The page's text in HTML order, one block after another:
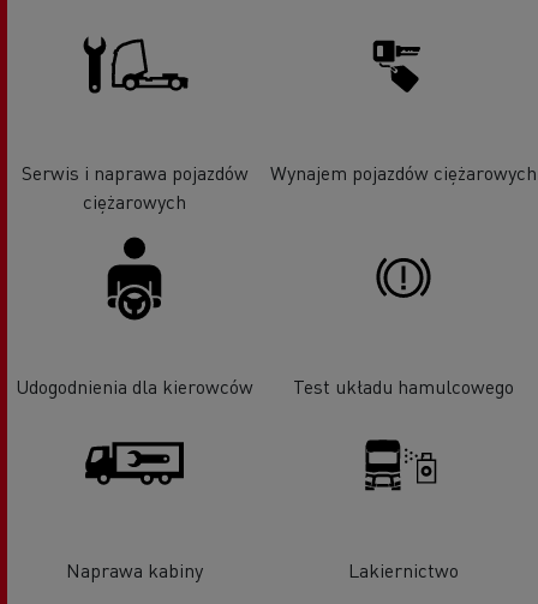
Serwis i naprawa pojazdów
ciężarowych
Wynajem pojazdów ciężarowych
Udogodnienia dla kierowców Test układu hamulcowego
Naprawa kabiny Lakiernictwo